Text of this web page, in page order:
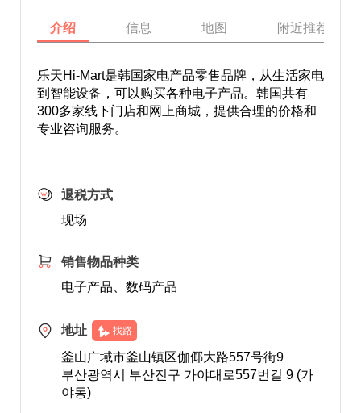
介绍 信息 地图 附近推荐景点
乐天Hi-Mart是韩国家电产品零售品牌，从生活家电
到智能设备，可以购买各种电子产品。韩国共有
300多家线下门店和网上商城，提供合理的价格和
专业咨询服务。
退税方式
现场
销售物品种类
电子产品、数码产品
地址 找路
釜山广域市釜山镇区伽倻大路557号街9
부산광역시 부산진구 가야대로557번길 9 (가
야동)